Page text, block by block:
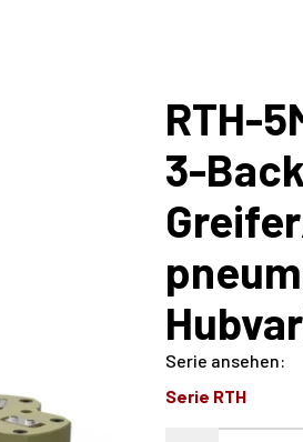
RTH-
3-
Serie ansehen:
Serie RTH